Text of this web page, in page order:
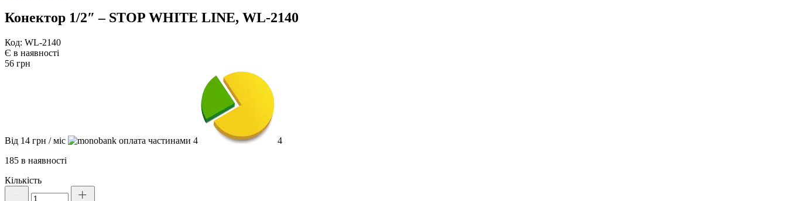
Конектор 1/2″ – STOP WHITE LINE, WL-2140
Код: WL-2140
Є в наявності
56 грн
Від 14 грн / міс 4
4
185 в наявності
Кількість